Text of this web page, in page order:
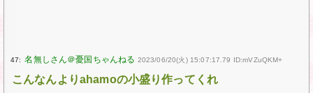
47: 2023/06/20(火) 15:07:17.79 ID:mVZuQKM+
こんなんよりahamoの小盛り作ってくれ